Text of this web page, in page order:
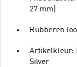
27 mm)
Rubberen
Artikelkleur:
Silver